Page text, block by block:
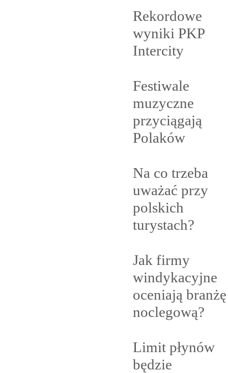
Rekordowe
wyniki PKP
Intercity
Festiwale
muzyczne
przyciągają
Polaków
Na co trzeba
uważać przy
polskich
turystach?
Jak firmy
windykacyjne
oceniają branżę
noclegową?
Limit płynów
będzie